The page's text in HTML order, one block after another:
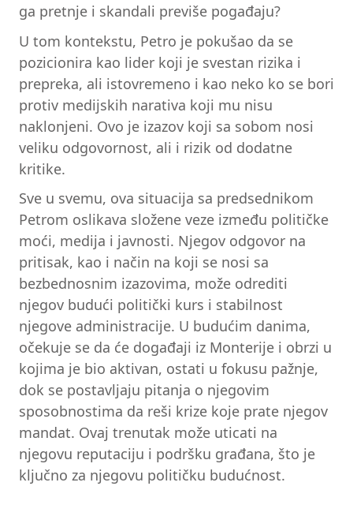
ga pretnje i skandali previše pogađaju?
U tom kontekstu, Petro je pokušao da se
pozicionira kao lider koji je svestan rizika i
prepreka, ali istovremeno i kao neko ko se bori
protiv medijskih narativa koji mu nisu
naklonjeni. Ovo je izazov koji sa sobom nosi
veliku odgovornost, ali i rizik od dodatne
kritike.
Sve u svemu, ova situacija sa predsednikom
Petrom oslikava složene veze između političke
moći, medija i javnosti. Njegov odgovor na
pritisak, kao i način na koji se nosi sa
bezbednosnim izazovima, može odrediti
njegov budući politički kurs i stabilnost
njegove administracije. U budućim danima,
očekuje se da će događaji iz Monterije i obrzi u
kojima je bio aktivan, ostati u fokusu pažnje,
dok se postavljaju pitanja o njegovim
sposobnostima da reši krize koje prate njegov
mandat. Ovaj trenutak može uticati na
njegovu reputaciju i podršku građana, što je
ključno za njegovu političku budućnost.